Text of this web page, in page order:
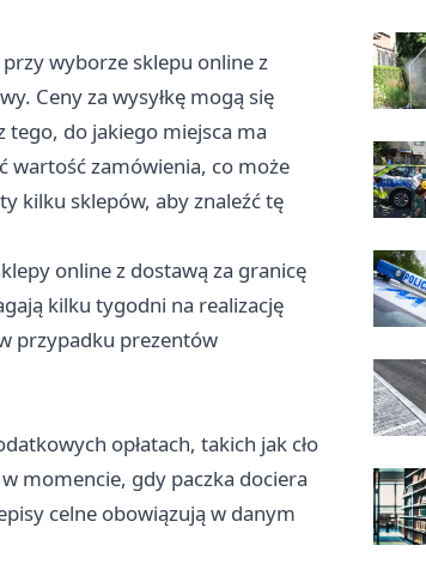
wyborze sklepu online z
Ceny za wysyłkę mogą się
tego, do jakiego miejsca ma
wartość zamówienia, co może
kilku sklepów, aby znaleźć tę
online z dostawą za granicę
kilku tygodni na realizację
przypadku prezentów
opłatach, takich jak cło
momencie, gdy paczka dociera
celne obowiązują w danym